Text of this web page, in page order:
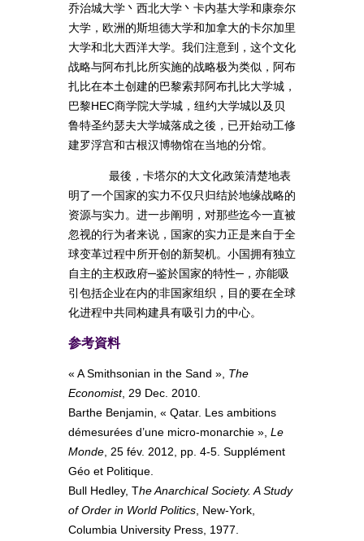
乔治城大学丶西北大学丶卡内基大学和康奈尔
大学，欧洲的斯坦德大学和加拿大的卡尔加里
大学和北大西洋大学。我们注意到，这个文化
战略与阿布扎比所实施的战略极为类似，阿布
扎比在本土创建的巴黎索邦阿布扎比大学城，
巴黎HEC商学院大学城，纽约大学城以及贝
鲁特圣约瑟夫大学城落成之後，已开始动工修
建罗浮宫和古根汉博物馆在当地的分馆。
最後，卡塔尔的大文化政策清楚地表
明了一个国家的实力不仅只归结於地缘战略的
资源与实力。进一步阐明，对那些迄今一直被
忽视的行为者来说，国家的实力正是来自于全
球变革过程中所开创的新契机。小国拥有独立
自主的主权政府─鉴於国家的特性─，亦能吸
引包括企业在内的非国家组织，目的要在全球
化进程中共同构建具有吸引力的中心。
参考資料
« A Smithsonian in the Sand », The
Economist, 29 Dec. 2010.
Barthe Benjamin, « Qatar. Les ambitions
démesurées d’une micro-monarchie », Le
Monde , 25 fév. 2012, pp. 4-5. Supplément
Géo et Politique.
Bull Hedley, The Anarchical Society. A Study
of Order in World Politics , New-York,
Columbia University Press, 1977.